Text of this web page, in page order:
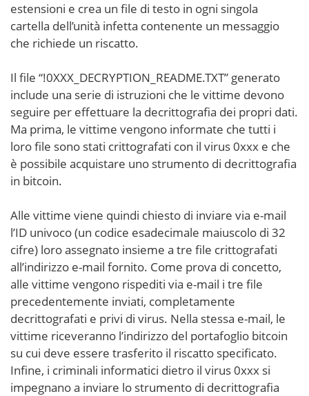
estensioni e crea un file di testo in ogni singola
cartella dell’unità infetta contenente un messaggio
che richiede un riscatto.
Il file “!0XXX_DECRYPTION_README.TXT” generato
include una serie di istruzioni che le vittime devono
seguire per effettuare la decrittografia dei propri dati.
Ma prima, le vittime vengono informate che tutti i
loro file sono stati crittografati con il virus 0xxx e che
è possibile acquistare uno strumento di decrittografia
in bitcoin.
Alle vittime viene quindi chiesto di inviare via e-mail
l’ID univoco (un codice esadecimale maiuscolo di 32
cifre) loro assegnato insieme a tre file crittografati
all’indirizzo e-mail fornito. Come prova di concetto,
alle vittime vengono rispediti via e-mail i tre file
precedentemente inviati, completamente
decrittografati e privi di virus. Nella stessa e-mail, le
vittime riceveranno l’indirizzo del portafoglio bitcoin
su cui deve essere trasferito il riscatto specificato.
Infine, i criminali informatici dietro il virus 0xxx si
impegnano a inviare lo strumento di decrittografia